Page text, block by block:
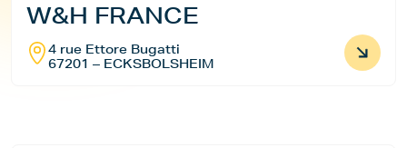
W&H FRANCE
4 rue Ettore Bugatti
67201 – ECKSBOLSHEIM